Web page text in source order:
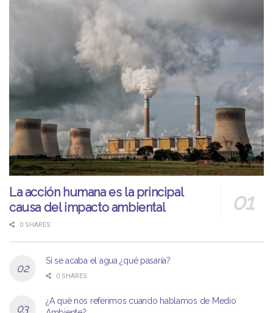
La acción humana es la principal
causa del impacto ambiental
0 SHARES
Si se acaba el agua ¿qué pasaría?
0 SHARES
¿A qué nos referimos cuando hablamos de Medio